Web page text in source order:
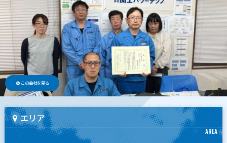
この会社を見る
エリア
AREA